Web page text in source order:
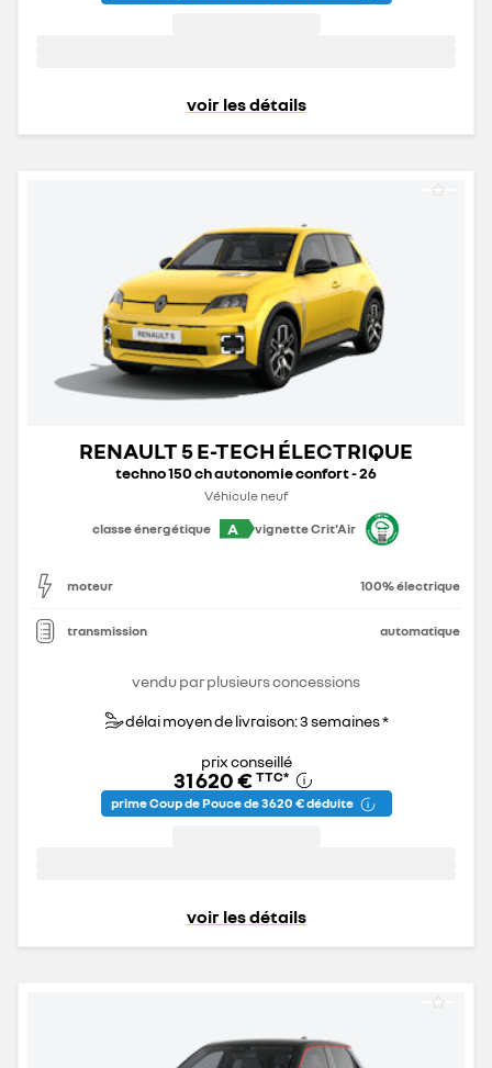
voir les détails
RENAULT 5 E-TECH ÉLECTRIQUE
techno 150 ch autonomie confort - 26
Véhicule neuf
classe énergétique
A vignette Crit'Air
moteur 100% électrique
transmission automatique
vendu par plusieurs concessions
délai moyen de livraison: 3 semaines *
prix conseillé
31 620 € TTC*
prime Coup de Pouce de 3 620 € déduite
voir les détails